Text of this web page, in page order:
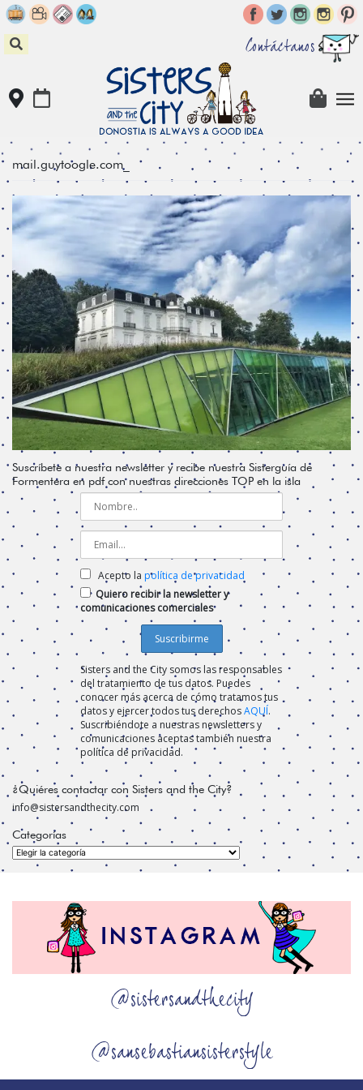
Skip
to
content
Contáctanos
mail.guytoogle.com_
Suscríbete a nuestra newsletter y recibe nuestra Sisterguía de
Formentera en pdf con nuestras direcciones TOP en la isla
Acepto la política de privacidad
Quiero recibir la newsletter y
comunicaciones comerciales
Sisters and the City somos las responsables
del tratamiento de tus datos. Puedes
conocer más acerca de cómo tratamos tus
datos y ejercer todos tus derechosAQUÍ.
Suscribiéndote a nuestras newsletters y
comunicaciones aceptas también nuestra
política de privacidad.
¿Quiéres contactar con Sisters and the City?
info@sistersandthecity.com
Categorías
Categorías
@sistersandthecity
@sansebastiansisterstyle